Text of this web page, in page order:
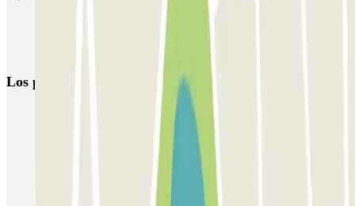
Parking en Gibraltar | Precios imbatibles | Parclick
Parking Puerto Algeciras barato (corta & larga estancia)
Los parkings más reservados
Parking en Barcelona
Parking en Aeropuerto Barcelona
Parking en Aeropuerto Madrid Barajas